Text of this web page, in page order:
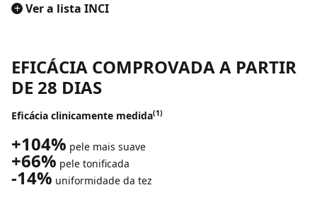
+ Ver a lista INCI
EFICÁCIA COMPROVADA A PARTIR
DE 28 DIAS
Eficácia clinicamente medida(1)
+104% pele mais suave
+66% pele tonificada
-14% uniformidade da tez